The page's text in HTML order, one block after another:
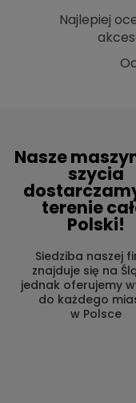
Najlepiej
Nasze
szycia
terenie
Polski!
Siedziba naszej
znajduje się na
jednak oferujemy
do każdego
w Polsce